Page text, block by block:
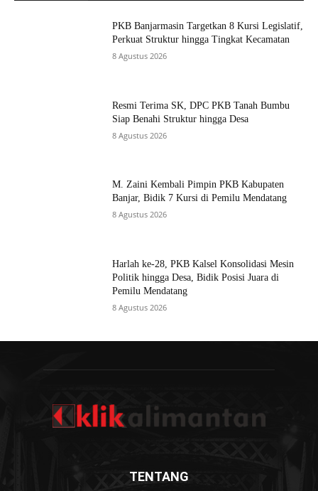
PKB Banjarmasin Targetkan 8 Kursi Legislatif,
Perkuat Struktur hingga Tingkat Kecamatan
8 Agustus 2026
Resmi Terima SK, DPC PKB Tanah Bumbu
Siap Benahi Struktur hingga Desa
8 Agustus 2026
M. Zaini Kembali Pimpin PKB Kabupaten
Banjar, Bidik 7 Kursi di Pemilu Mendatang
8 Agustus 2026
Harlah ke-28, PKB Kalsel Konsolidasi Mesin
Politik hingga Desa, Bidik Posisi Juara di
Pemilu Mendatang
8 Agustus 2026
TENTANG